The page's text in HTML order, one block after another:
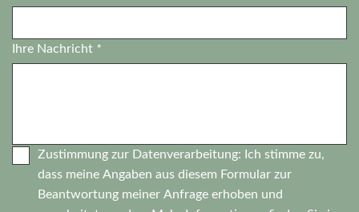
Ihre Nachricht *
Zustimmung zur Datenverarbeitung: Ich stimme zu,
dass meine Angaben aus diesem Formular zur
Beantwortung meiner Anfrage erhoben und